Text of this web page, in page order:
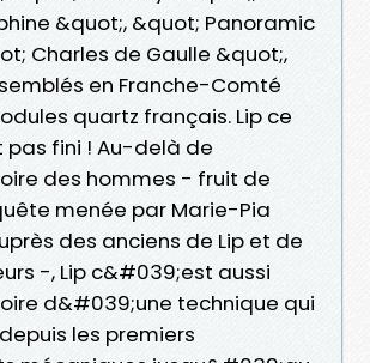
&quot;, &quot; Panoramic
Charles de Gaulle &quot;,
en Franche-Comté
quartz français. Lip ce
fini ! Au-delà de
des hommes - fruit de
menée par Marie-Pia
des anciens de Lip et de
-, Lip c&#039;est aussi
d&#039;une technique qui
les premiers